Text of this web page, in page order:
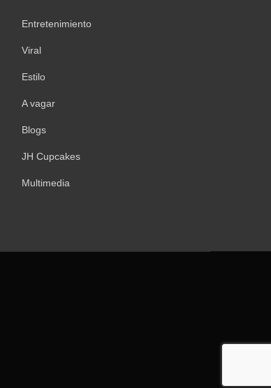
Entretenimiento
Viral
Estilo
A vagar
Blogs
JH Cupcakes
Multimedia